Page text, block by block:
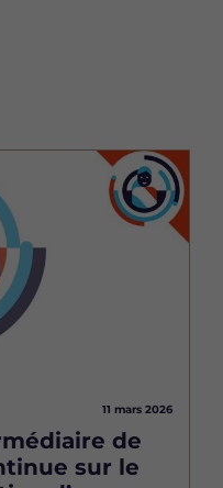
11 mars 2026
de
sur le